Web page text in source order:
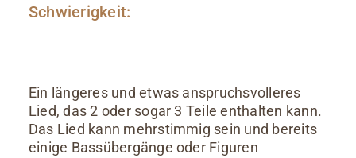
Schwierigkeit:
Ein längeres und etwas anspruchsvolleres
Lied, das 2 oder sogar 3 Teile enthalten kann.
Das Lied kann mehrstimmig sein und bereits
einige Bassübergänge oder Figuren